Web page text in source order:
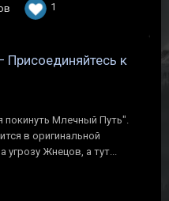
1
к
Млечный Путь".
в оригинальной
угрозу Жнецов, а тут...